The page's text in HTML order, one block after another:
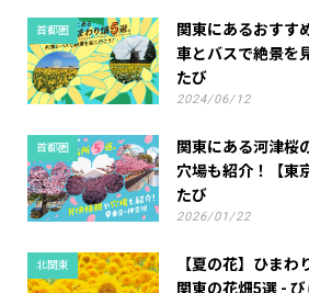
首都圏
関東にあるおすす
車とバスで絶景を
たび
2024/06/12
首都圏
関東にある河津桜
穴場も紹介！【東
たび
2026/01/22
北関東
【夏の花】ひま
関東の花畑5選 -